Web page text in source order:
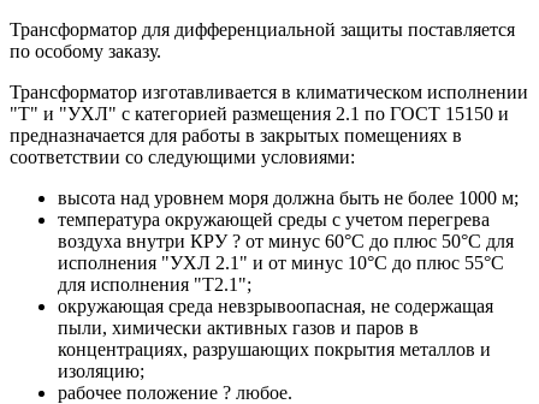
Трансформатор для дифференциальной защиты поставляется
по особому заказу.
Трансформатор изготавливается в климатическом исполнении
"Т" и "УХЛ" с категорией размещения 2.1 по ГОСТ 15150 и
предназначается для работы в закрытых помещениях в
соответствии со следующими условиями:
высота над уровнем моря должна быть не более 1000 м;
температура окружающей среды с учетом перегрева
воздуха внутри КРУ ? от минус 60°C до плюс 50°C для
исполнения "УХЛ 2.1" и от минус 10°C до плюс 55°C
для исполнения "Т2.1";
окружающая среда невзрывоопасная, не содержащая
пыли, химически активных газов и паров в
концентрациях, разрушающих покрытия металлов и
изоляцию;
рабочее положение ? любое.